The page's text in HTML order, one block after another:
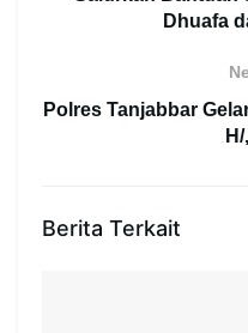
Dhuafa
Polres Tanjabbar
Berita Terkait